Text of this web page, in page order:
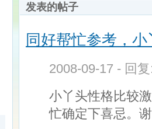
发表的帖子
同好帮忙参考，
2008-09-17 - 回
小丫头性格比较
忙确定下喜忌。